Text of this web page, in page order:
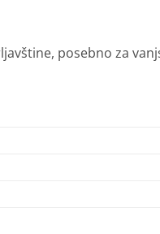
posebno za